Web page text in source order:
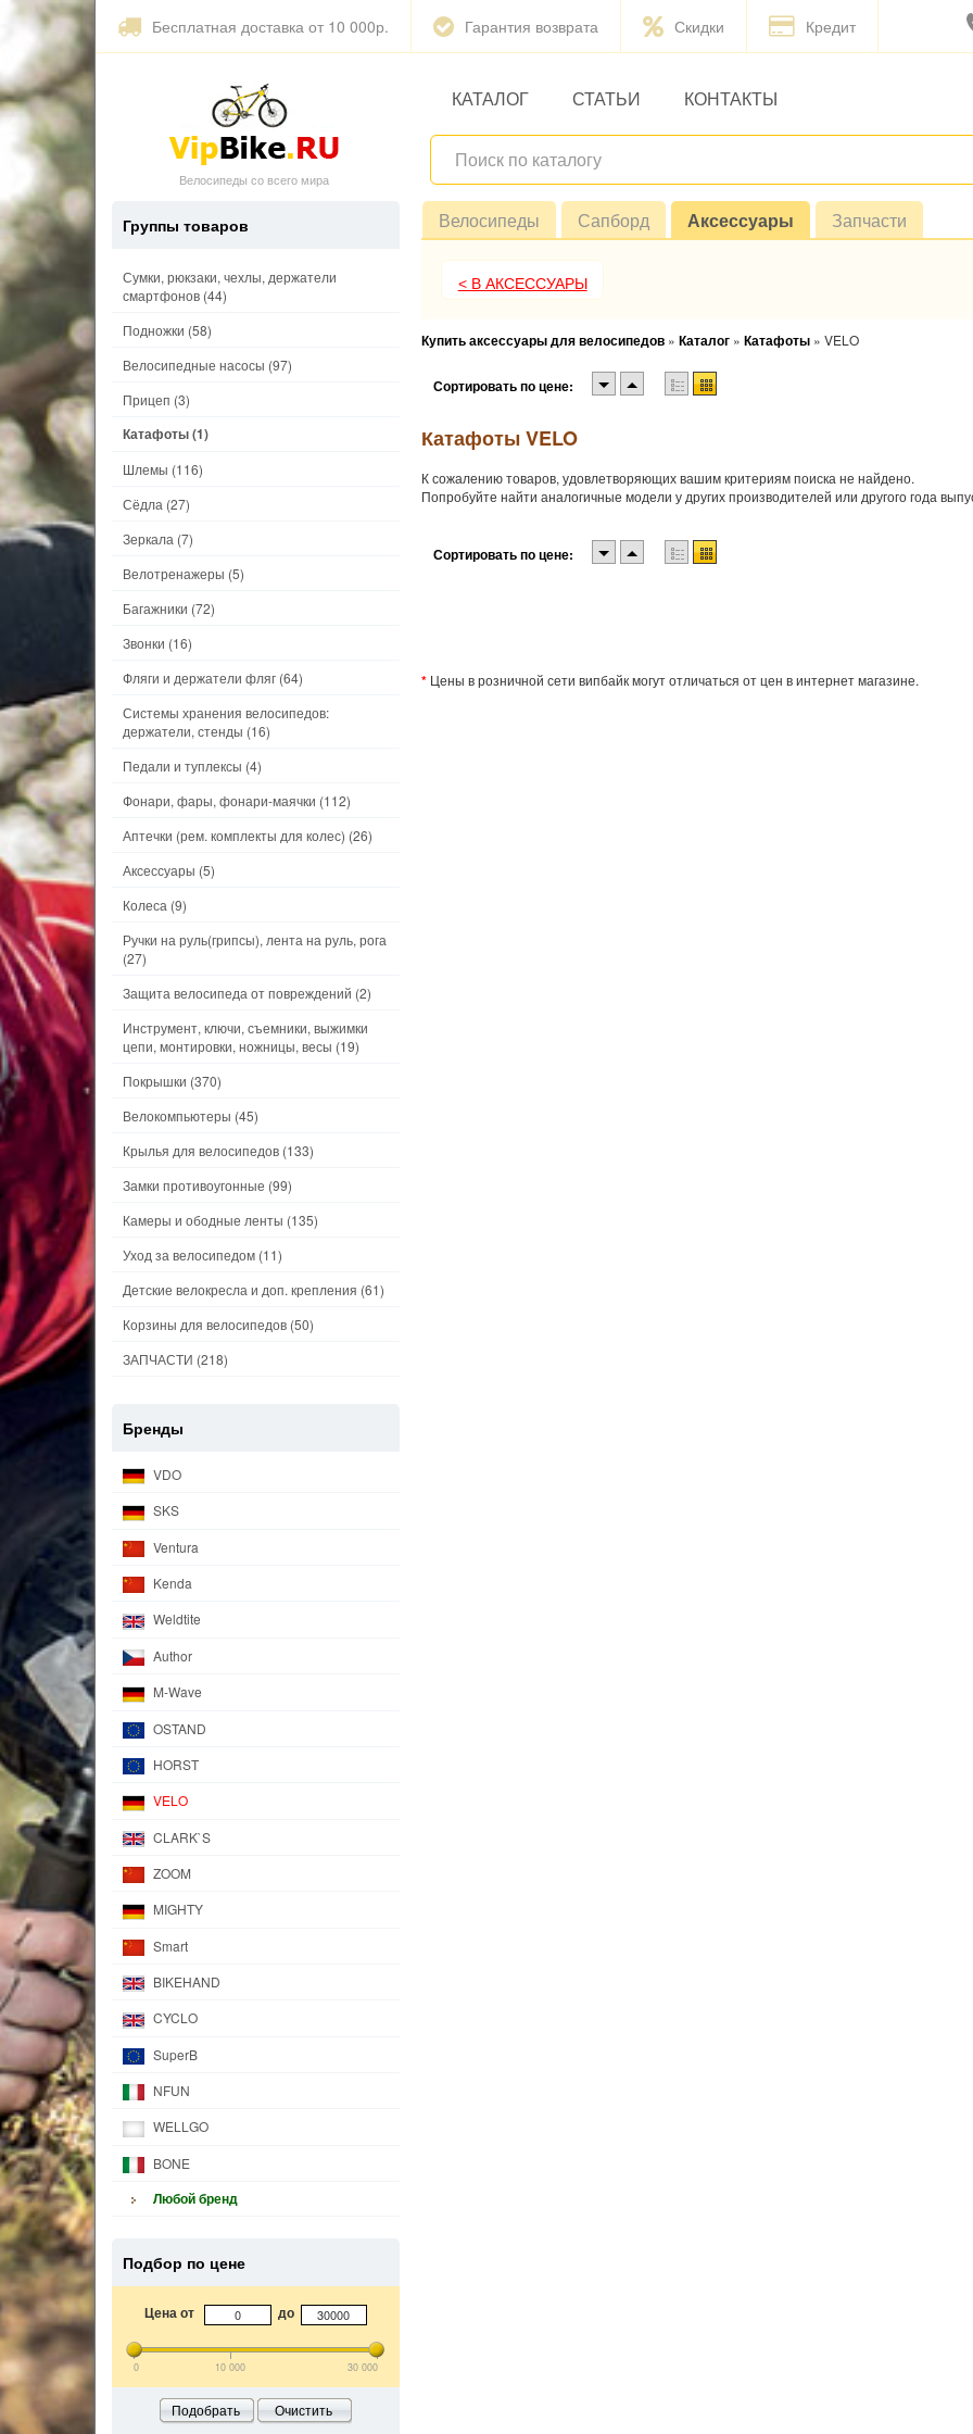
Бесплатная доставка от 10 000р. Гарантия возврата Скидки Кредит
Велосипеды со всего мира
КАТАЛОГ СТАТЬИ КОНТАКТЫ
Велосипеды Сапборд Аксессуары Запчасти
< В АКСЕССУАРЫ
Купить аксессуары для велосипедов » Каталог » Катафоты » VELO
Сортировать по цене:
Катафоты VELO
К сожалению товаров, удовлетворяющих вашим критериям поиска не найдено.
Попробуйте найти аналогичные модели у других производителей или другого года
Сортировать по цене:
* Цены в розничной сети випбайк могут отличаться от цен в интернет магазине.
Группы товаров
Сумки, рюкзаки, чехлы, держатели
смартфонов (44)
Подножки (58)
Велосипедные насосы (97)
Прицеп (3)
Катафоты(1)
Шлемы (116)
Сёдла (27)
Зеркала (7)
Велотренажеры (5)
Багажники (72)
Звонки (16)
Фляги и держатели фляг (64)
Системы хранения велосипедов:
держатели, стенды (16)
Педали и туплексы (4)
Фонари, фары, фонари-маячки (112)
Аптечки (рем. комплекты для колес) (26)
Аксессуары (5)
Колеса (9)
Ручки на руль(грипсы), лента на руль, рога
(27)
Защита велосипеда от повреждений (2)
Инструмент, ключи, съемники, выжимки
цепи, монтировки, ножницы, весы (19)
Покрышки (370)
Велокомпьютеры (45)
Крылья для велосипедов (133)
Замки противоугонные (99)
Камеры и ободные ленты (135)
Уход за велосипедом (11)
Детские велокресла и доп. крепления (61)
Корзины для велосипедов (50)
ЗАПЧАСТИ (218)
Бренды
VDO
SKS
Ventura
Kenda
Weldtite
Author
M-Wave
OSTAND
HORST
VELO
CLARK`S
ZOOM
MIGHTY
Smart
BIKEHAND
CYCLO
SuperB
NFUN
WELLGO
BONE
Любой бренд
Подбор по цене
Цена от до
0 10 000 30 000
Подобрать Очистить